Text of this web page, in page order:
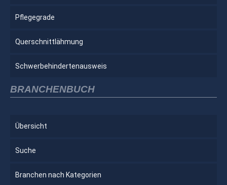
Pflegegrade
Querschnittlähmung
Schwerbehindertenausweis
BRANCHENBUCH
Übersicht
Suche
Branchen nach Kategorien